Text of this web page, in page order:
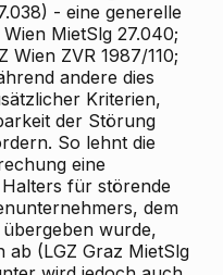
- eine generelle
MietSlg 27.040;
Wien ZVR 1987/110;
andere dies
Kriterien,
der Störung
So lehnt die
eine
für störende
dem
wurde,
ab (LGZ Graz MietSlg